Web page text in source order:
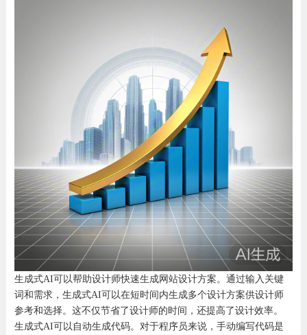
生成式AI可以帮助设计师快速生成网站设计方案。通过输入关键
词和需求，生成式AI可以在短时间内生成多个设计方案供设计师
参考和选择。这不仅节省了设计师的时间，还提高了设计效率。
生成式AI可以自动生成代码。对于程序员来说，手动编写代码是